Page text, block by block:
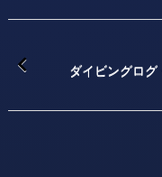
ダイビングログ